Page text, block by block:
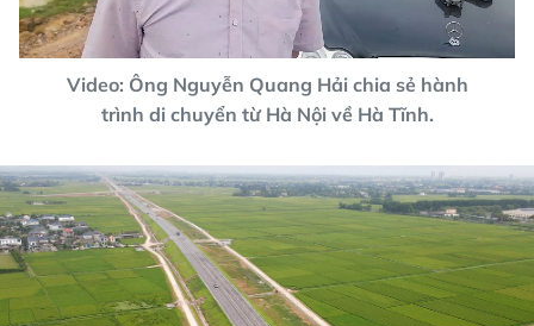
Video: Ông Nguyễn Quang Hải chia sẻ hành
trình di chuyển từ Hà Nội về Hà Tĩnh.